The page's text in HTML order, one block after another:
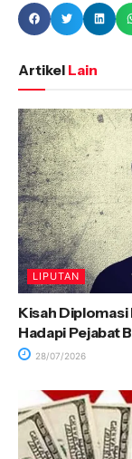
Artikel Lain
LIPUTAN
Kisah Diplomasi
Hadapi Pejabat
28/07/2026